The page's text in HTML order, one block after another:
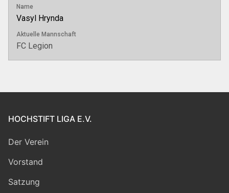
Name
Vasyl Hrynda
Aktuelle Mannschaft
FC Legion
HOCHSTIFT LIGA E.V.
Der Verein
Vorstand
Satzung